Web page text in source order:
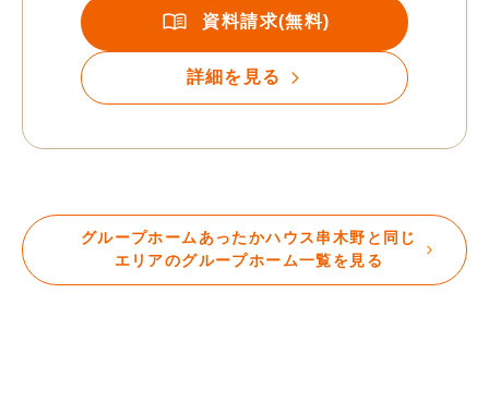
資料請求(無料)
詳細を見る
グループホームあったかハウス串木野と同じ
エリアのグループホーム一覧を見る